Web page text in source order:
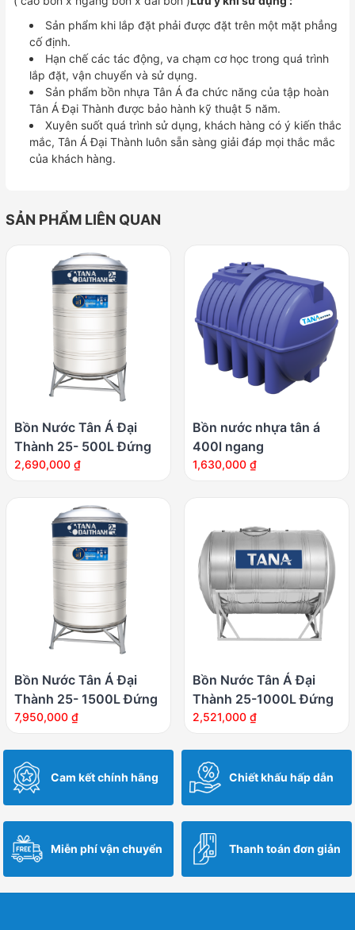
Sản phẩm khi lắp đặt phải được đặt trên một mặt phẳng
cố định.
Hạn chế các tác động, va chạm cơ học trong quá trình
lắp đặt, vận chuyển và sử dụng.
Sản phẩm bồn nhựa Tân Á đa chức năng của tập hoàn
Tân Á Đại Thành được bảo hành kỹ thuật 5 năm.
Xuyên suốt quá trình sử dụng, khách hàng có ý kiến thắc
mắc, Tân Á Đại Thành luôn sẵn sàng giải đáp mọi thắc mắc
của khách hàng.
SẢN PHẨM LIÊN QUAN
Bồn Nước Tân Á Đại
Thành 25- 500L Đứng
2,690,000 ₫
Bồn nước nhựa tân á
400l ngang
1,630,000 ₫
Bồn Nước Tân Á Đại
Thành 25- 1500L Đứng
7,950,000 ₫
Bồn Nước Tân Á Đại
Thành 25-1000L Đứng
2,521,000 ₫
Cam kết chính hãng Chiết khấu hấp dẫn
Miễn phí vận chuyển Thanh toán đơn giản